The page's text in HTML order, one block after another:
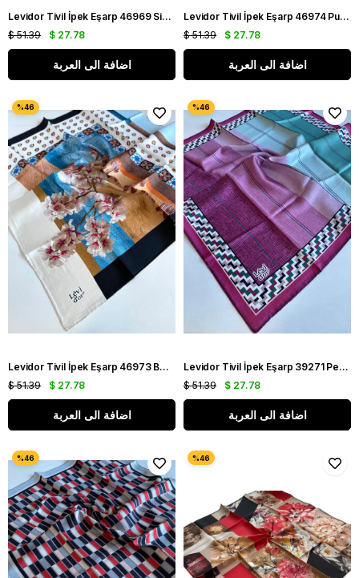
Levidor Tivil İpek Eşarp 46969 Siyah Karışık Desen
$ 27.78
$ 51.39
اضافة الى العربة
Levidor Tivil İpek Eşarp 46974 Pudra Karışık Desen
$ 27.78
$ 51.39
اضافة الى العربة
Levidor Tivil İpek Eşarp 46973 Beyaz Karışık Desen
$ 27.78
$ 51.39
اضافة الى العربة
Levidor Tivil İpek Eşarp 39271 Pembe Karışık Desen
$ 27.78
$ 51.39
اضافة الى العربة